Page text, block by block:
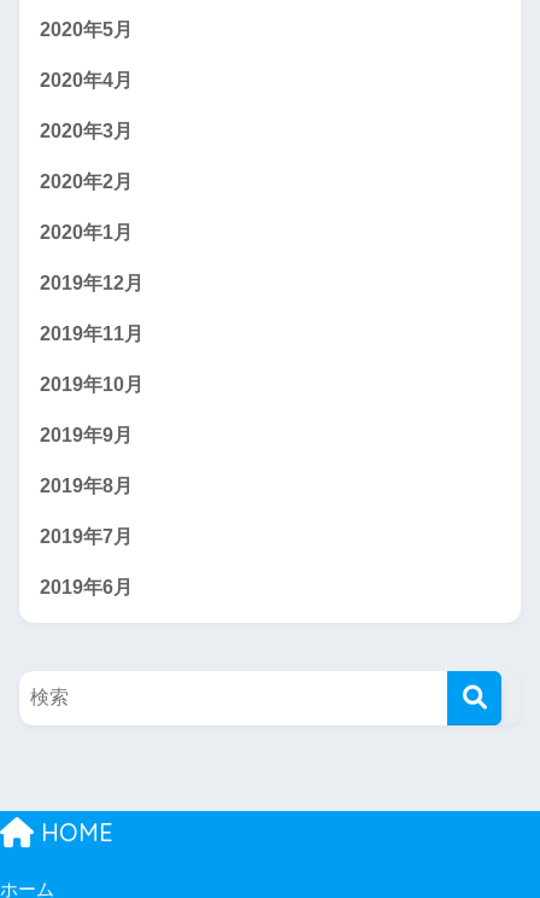
2020年5月
2020年4月
2020年3月
2020年2月
2020年1月
2019年12月
2019年11月
2019年10月
2019年9月
2019年8月
2019年7月
2019年6月
HOME
ホーム